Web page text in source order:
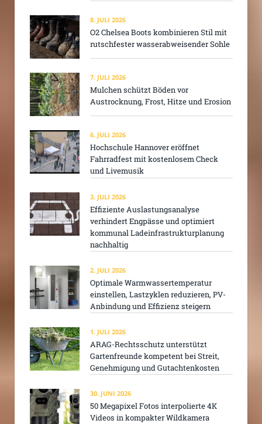
8. JULI 2026
O2 Chelsea Boots kombinieren Stil mit
rutschfester wasserabweisender Sohle
7. JULI 2026
Mulchen schützt Böden vor
Austrocknung, Frost, Hitze und Erosion
6. JULI 2026
Hochschule Hannover eröffnet
Fahrradfest mit kostenlosem Check
und Livemusik
3. JULI 2026
Effiziente Auslastungsanalyse
verhindert Engpässe und optimiert
kommunal Ladeinfrastrukturplanung
nachhaltig
2. JULI 2026
Optimale Warmwassertemperatur
einstellen, Lastzyklen reduzieren, PV-
Anbindung und Effizienz steigern
1. JULI 2026
ARAG-Rechtsschutz unterstützt
Gartenfreunde kompetent bei Streit,
Genehmigung und Gutachtenkosten
30. JUNI 2026
50 Megapixel Fotos interpolierte 4K
Videos in kompakter Wildkamera